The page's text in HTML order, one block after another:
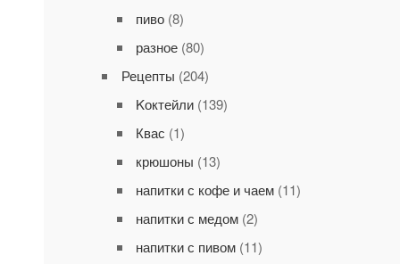
пиво(8)
разное(80)
Рецепты (204)
Kоктейли(139)
Квас (1)
крюшоны (13)
напитки с кофе и чаем(11)
напитки с медом(2)
напитки с пивом(11)